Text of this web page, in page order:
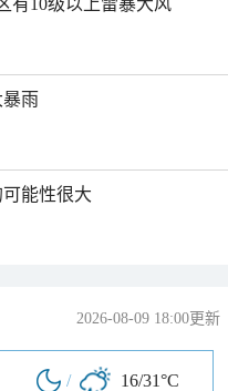
有10级以上雷暴大风
雨
能性很大
2026-08-09 18:00更新
/ 16/31°C